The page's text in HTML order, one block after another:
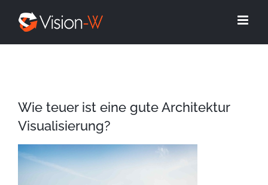
Wie teuer ist eine gute Architektur
Visualisierung?